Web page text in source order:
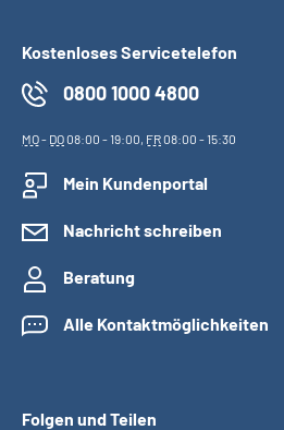
Kostenloses Servicetelefon
0800 1000 4800
MO- DO08:00 - 19:00, FR08:00 - 15:30
Mein Kundenportal
Nachricht schreiben
Beratung
Alle Kontaktmöglichkeiten
Folgen und Teilen